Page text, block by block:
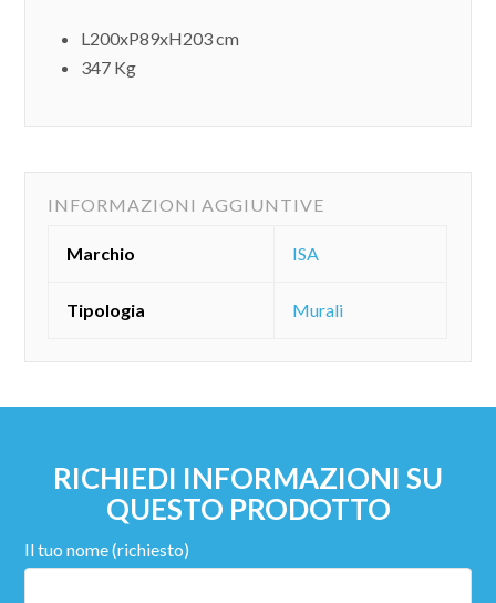
L200xP89xH203 cm
347 Kg
INFORMAZIONI AGGIUNTIVE
Marchio ISA
Tipologia Murali
RICHIEDI INFORMAZIONI SU
QUESTO PRODOTTO
Il tuo nome (richiesto)